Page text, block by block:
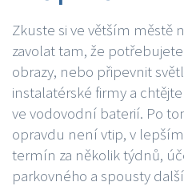
Zkuste si ve větším městě
zavolat tam, že
obrazy, nebo připevnit
instalatérské firmy a
ve vodovodní baterií. Po
opravdu není vtip, v
termín za několik týdnů,
parkovného a spousty